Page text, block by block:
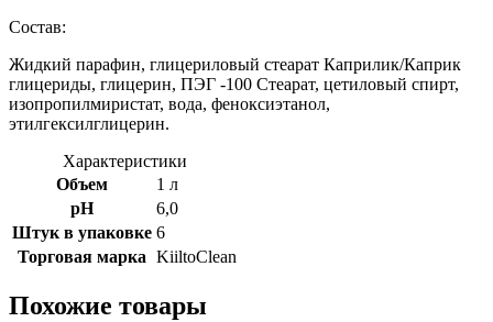
Состав:
Жидкий парафин, глицериловый стеарат Каприлик/Каприк
глицериды, глицерин, ПЭГ -100 Стеарат, цетиловый спирт,
изопропилмиристат, вода, феноксиэтанол,
этилгексилглицерин.
Характеристики
Объем
1 л
рH
6,0
Штук в упаковке 6
Торговая марка KiiltoClean
Похожие товары